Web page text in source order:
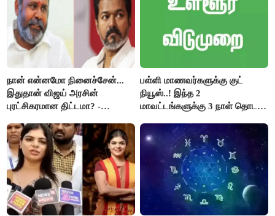
நான் என்னமோ நினைச்சேன்...
இதுதான் விஜய் அரசின்
புரட்சிகரமான திட்டமா? -
பள்ளி மாணவர்களுக்கு குட்
நியூஸ்..! இந்த 2
மாவட்டங்களுக்கு 3 நாள் தொடர்